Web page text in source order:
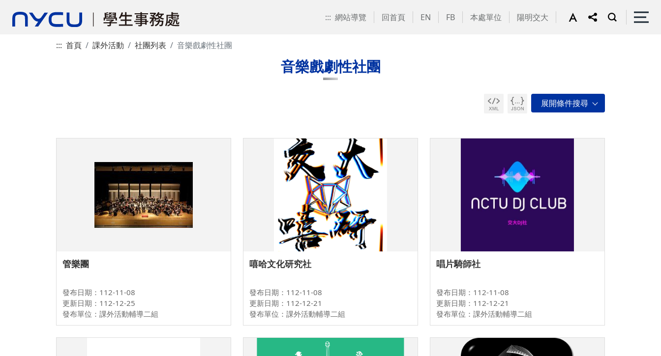
::: 網站導覽 回首頁 EN FB 本處單位 陽明交大
::: 首頁 課外活動 社團列表 音樂戲劇性社團
音樂戲劇性社團
管樂團
發布日期：112-11-08
更新日期：112-12-25
發布單位：課外活動輔導二組
嘻哈文化研究社
發布日期：112-11-08
更新日期：112-12-21
發布單位：課外活動輔導二組
唱片騎師社
發布日期：112-11-08
更新日期：112-12-21
發布單位：課外活動輔導二組